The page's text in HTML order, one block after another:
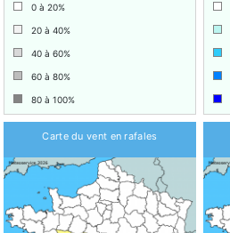
0 à 20%
20 à 40%
40 à 60%
60 à 80%
80 à 100%
Carte du vent en rafales